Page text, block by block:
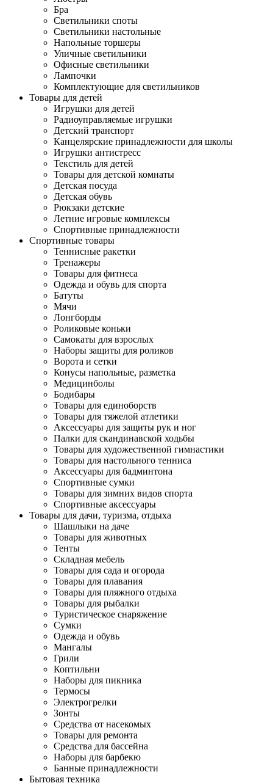
Бра
Светильники споты
Светильники настольные
Напольные торшеры
Уличные светильники
Офисные светильники
Лампочки
Комплектующие для светильников
Товары для детей
Игрушки для детей
Радиоуправляемые игрушки
Детский транспорт
Канцелярские принадлежности для школы
Игрушки антистресс
Текстиль для детей
Товары для детской комнаты
Детская посуда
Детская обувь
Рюкзаки детские
Летние игровые комплексы
Спортивные принадлежности
Спортивные товары
Теннисные ракетки
Тренажеры
Товары для фитнеса
Одежда и обувь для спорта
Батуты
Мячи
Лонгборды
Роликовые коньки
Самокаты для взрослых
Наборы защиты для роликов
Ворота и сетки
Конусы напольные, разметка
Медицинболы
Бодибары
Товары для единоборств
Товары для тяжелой атлетики
Аксессуары для защиты рук и ног
Палки для скандинавской ходьбы
Товары для художественной гимнастики
Товары для настольного тенниса
Аксессуары для бадминтона
Спортивные сумки
Товары для зимних видов спорта
Спортивные аксессуары
Товары для дачи, туризма, отдыха
Шашлыки на даче
Товары для животных
Тенты
Складная мебель
Товары для сада и огорода
Товары для плавания
Товары для пляжного отдыха
Товары для рыбалки
Туристическое снаряжение
Сумки
Одежда и обувь
Мангалы
Грили
Коптильни
Наборы для пикника
Термосы
Электрогрелки
Зонты
Средства от насекомых
Товары для ремонта
Средства для бассейна
Наборы для барбекю
Банные принадлежности
Бытовая техника